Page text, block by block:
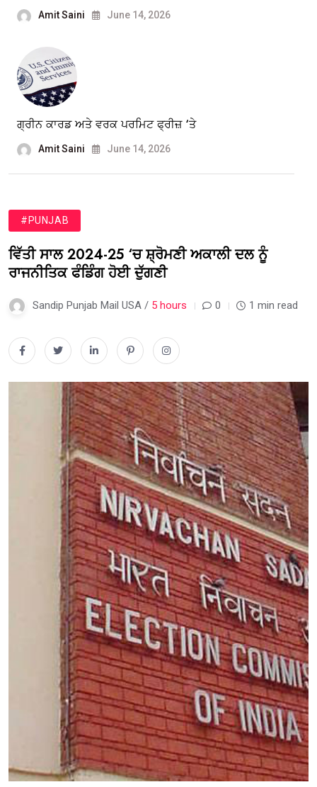
Amit Saini June 14, 2026
ਗ੍ਰੀਨ ਕਾਰਡ ਅਤੇ ਵਰਕ ਪਰਮਿਟ ਫ੍ਰੀਜ਼ ‘ਤੇ
Amit Saini June 14, 2026
#PUNJAB
ਵਿੱਤੀ ਸਾਲ 2024-25 ‘ਚ ਸ਼੍ਰੋਮਣੀ ਅਕਾਲੀ ਦਲ ਨੂੰ
ਰਾਜਨੀਤਿਕ ਫੰਡਿੰਗ ਹੋਈ ਦੁੱਗਣੀ
Sandip Punjab Mail USA / 5 hours 0 1 min read